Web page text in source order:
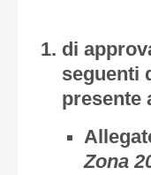
di
seguenti
presente
Zona